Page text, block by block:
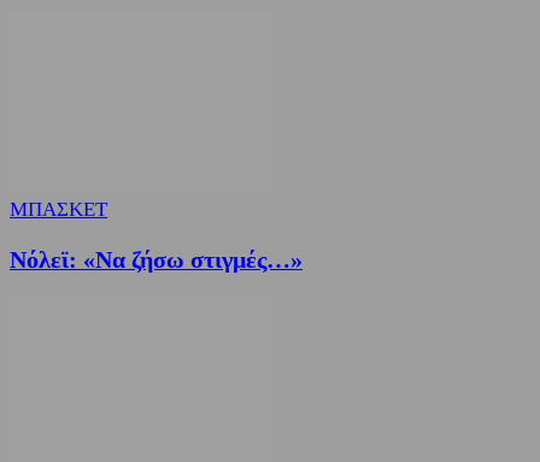
ΜΠΑΣΚΕΤ
Nόλεϊ: «Να ζήσω στιγμές…»